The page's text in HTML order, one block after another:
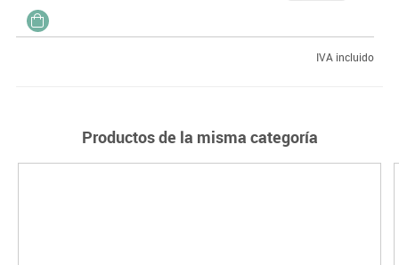
IVA incluido
Productos de la misma categoría